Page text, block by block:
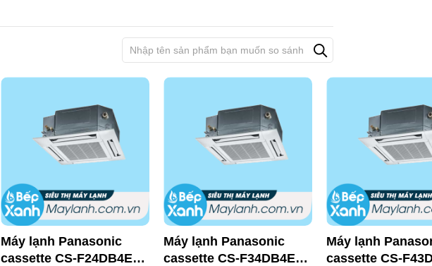
Máy lạnh Panasonic
cassette CS-F24DB4E5
Máy lạnh Panasonic
cassette CS-F34DB4E5
Máy lạnh
cassette CS-